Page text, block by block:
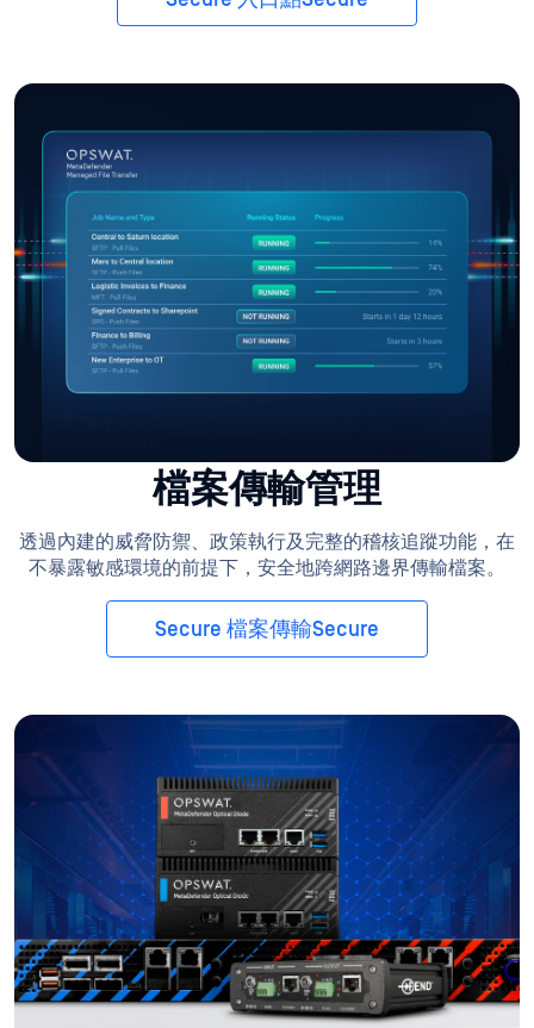
檔案傳輸管理
透過內建的威脅防禦、政策執行及完整的稽核追蹤功能，在
不暴露敏感環境的前提下，安全地跨網路邊界傳輸檔案。
Secure 檔案傳輸Secure